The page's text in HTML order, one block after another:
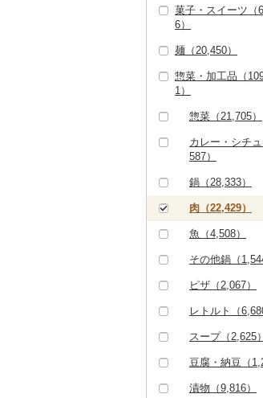
からすみ（557
キャビア（663）
その他魚卵（
帆立（ホタテ）
鮑（アワビ）（
牡蠣（カキ）（
あさり（855）
しじみ（585）
サザエ（260）
はまぐり（268）
その他貝（
うなぎ（20,674
鮮魚（23,844）
鮭・サーモン（
8）
マグロ（4,190）
イワシ（147）
カツオ（1,570
金目鯛（904）
クエ（249）
くじら（227）
サバ（3,109）
さんま（359）
鯛（1,677）
のどぐろ（462）
ふぐ（2,390）
ブリ（1,158）
イカ・タコ（
イカ（3,833）
タコ（2,856）
海苔・海藻（
海苔（4,142）
わかめ（1,352）
ひじき（410）
その他海苔・海
286）
干物（12,382）
ししゃも（232）
その他干物（
その他魚介・
（48,330）
しらす・ちりめ
059）
かまぼこ・練り
（3,007）
その他魚介・加
コシヒカリ（
はえぬき（
さがびより（
あきたこまち（
4）
ひとめぼれ（
ミルキークィー
507）
ななつぼし（
その他米（
デラウェア（
（5,760）
その他ぶどう・
梨（4,122）
和梨（2,977）
洋梨・ラフラン
043）
マンゴー（
みかん・柑橘（
4）
みかん（
レモン（851）
不知火・デコポ
399）
せとか（1,124）
文旦（430）
まどんな（328）
ポンカン（735
その他柑橘（
すいか（1,359
キウイ（1,245）
柿（カキ）（
ドライフルーツ
5）
干し柿（661）
干し芋（1,532）
その他ドライフ
その他果物（
びわ（226）
ブルーベリー（
パイナップル（
栗（502）
その他果物（
とうもろこし
根菜（2,212）
人参（401）
大根（193）
自然薯（182）
レンコン（117
にんにく・生姜
7）
その他根菜（
アスパラガス（
豆（3,577）
きのこ（2,156
しいたけ（
松茸（161）
その他きのこ（
その他野菜（
山菜（283）
かぼちゃ（402）
茄子（303）
レタス（214）
その他野菜（
牛乳（1,778）
バター（969）
その他乳製品（
ビール（3,459
ール（6,102）
日本酒（
吟醸（1,160）
その他日本酒
6）
米焼酎（415）
黒糖焼酎（535
その他焼酎（
ワイン（6,371）
白ワイン（
赤ワイン（
シャンパン・ス
リングワイン（
その他ワイン（
ウイスキー（
リキュール・洋
137）
甘酒（4,757）
ノンアルコール
水・ミネラルウ
コーヒー・コー
コーヒー豆（
粉（4,725）
飲料（3,223）
茶葉・ティー
（7,857）
静岡茶（883）
足柄茶（74）
知覧茶（196）
八女茶（1,946
その他茶（
果汁飲料（
りんごジュー
6）
みかんジュース
ンジジュース
6）
その他果汁飲料
紅茶（1,638）
茶葉・ティー
（1,466）
（10,946）
野菜ジュース（
6）
（5,358）
菓子・スイーツ（
6）
ケーキ（10,484
クッキー（
ゼリー（5,397）
チョコレート（
1）
カステラ（
（10,351）
その他洋菓子（
2）
羊羹（840）
饅頭（1,552）
麺（20,450）
ラーメン（
パスタ（900）
ひやむぎ（234）
そうめん（
その他麺（
惣菜・加工品（
1）
惣菜（21,705）
餃子（5,257）
コロッケ（
その他惣菜（
カレー・シチ
587）
カレー（5,829）
シチュー（
鍋（28,333）
肉（22,429）
魚（4,508）
その他鍋（
ピザ（2,067）
レトルト（
スープ（2,625）
豆腐・納豆（
豆腐（574）
漬物（9,816）